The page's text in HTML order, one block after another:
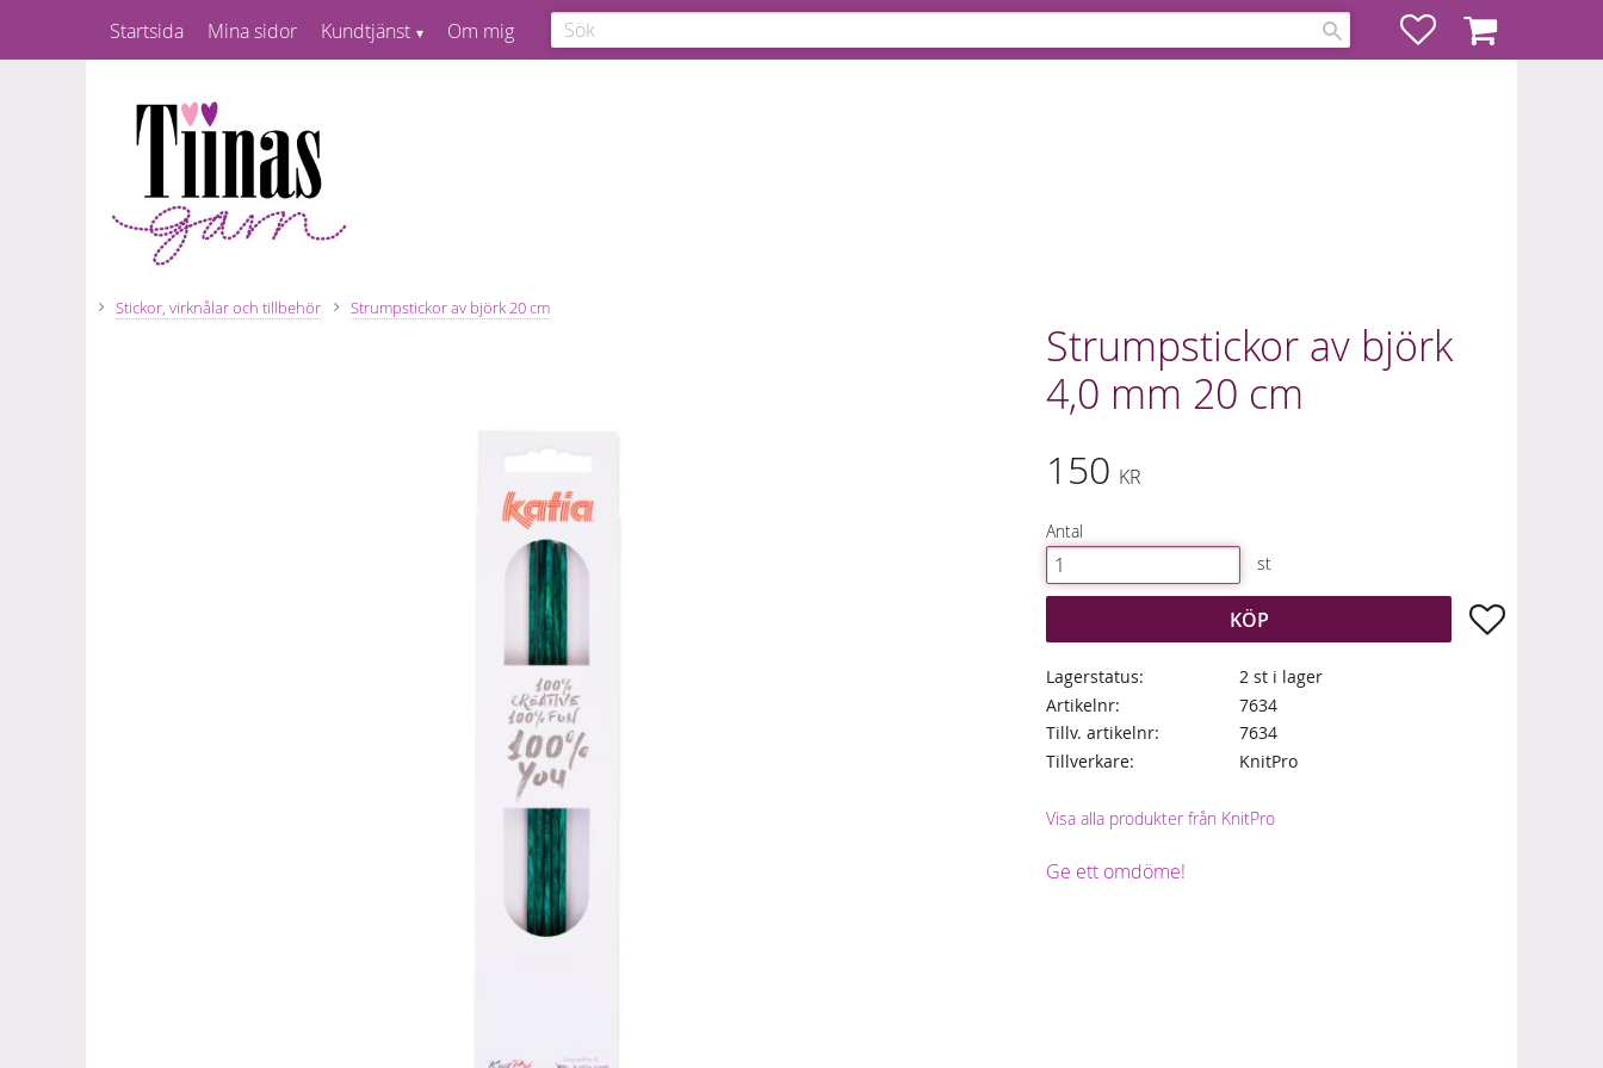
FavoriterKundvagn
Startsida Mina sidor Kundtjänst Om mig
Stickor, virknålar och tillbehör Strumpstickor av björk 20 cm
Strumpstickor av björk
4,0 mm 20 cm
150 KR
Antal
st
KÖP Lägg till i
Lagerstatus
2 st i lager
Artikelnr
7634
Tillv. artikelnr
7634
Tillverkare
KnitPro
Visa alla produkter från KnitPro
Ge ett omdöme!